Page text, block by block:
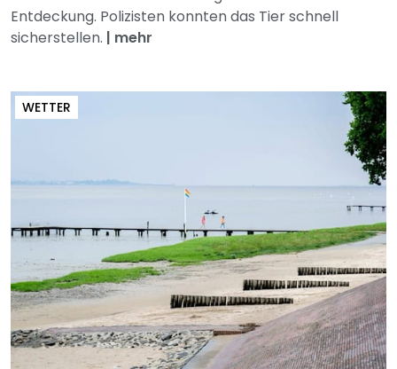
Entdeckung. Polizisten konnten das Tier schnell
sicherstellen. | mehr
WETTER